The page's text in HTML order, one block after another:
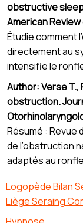
obstructive
American
Étudie comment
directement au
intensifie le
Author: Verse T.,
obstruction.
Résumé :
de l’obstruction
adaptés au
Logopède Bilan
Liège Seraing